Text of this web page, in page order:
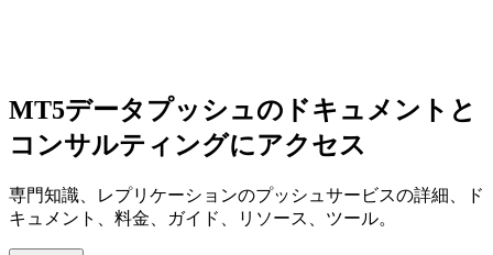
MT5データプッシュのドキュメントと
コンサルティングにアクセス
専門知識、レプリケーションのプッシュサービスの詳細、ド
キュメント、料金、ガイド、リソース、ツール。